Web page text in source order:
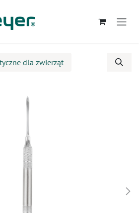
dla zwierząt